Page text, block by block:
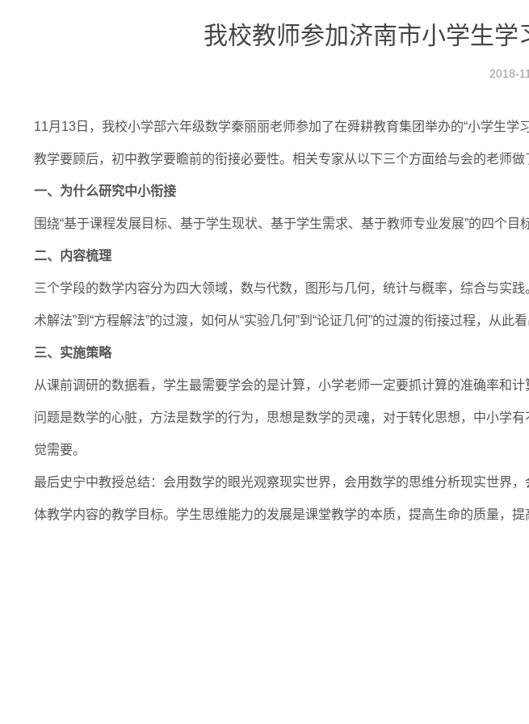
我校教师参加济南市小学生
2018-
11月13日，我校小学部六年级数学秦丽丽老师参加了在舜耕教育集团举办的“小学生
教学要顾后，初中教学要瞻前的衔接必要性。相关专家从以下三个方面给与会的老师做
一、为什么研究中小衔接
围绕“基于课程发展目标、基于学生现状、基于学生需求、基于教师专业发展”的四个目
二、内容梳理
三个学段的数学内容分为四大领域，数与代数，图形与几何，统计与概率，综合与实践
术解法”到“方程解法”的过渡，如何从“实验几何”到“论证几何”的过渡的衔接过程，从
三、实施策略
从课前调研的数据看，学生最需要学会的是计算，小学老师一定要抓计算的准确率和
问题是数学的心脏，方法是数学的行为，思想是数学的灵魂，对于转化思想，中小学
觉需要。
最后史宁中教授总结：会用数学的眼光观察现实世界，会用数学的思维分析现实世界
体教学内容的教学目标。学生思维能力的发展是课堂教学的本质，提高生命的质量，提